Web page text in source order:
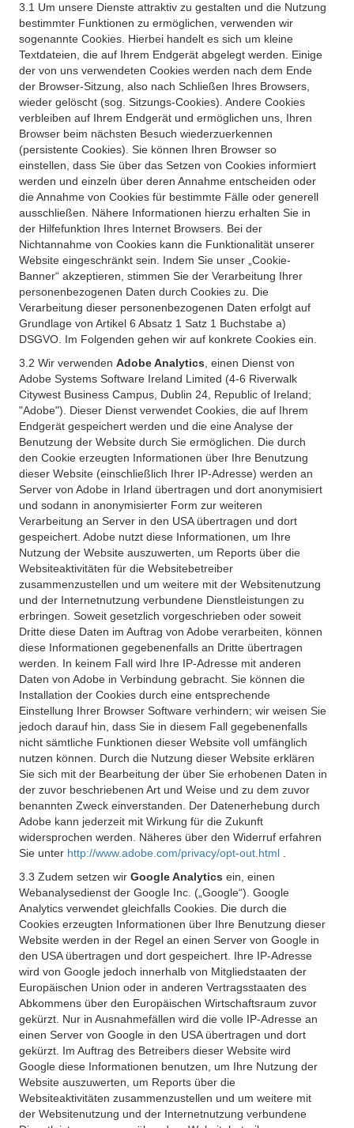
3.1 Um unsere Dienste attraktiv zu gestalten und die Nutzung
bestimmter Funktionen zu ermöglichen, verwenden wir
sogenannte Cookies. Hierbei handelt es sich um kleine
Textdateien, die auf Ihrem Endgerät abgelegt werden. Einige
der von uns verwendeten Cookies werden nach dem Ende
der Browser-Sitzung, also nach Schließen Ihres Browsers,
wieder gelöscht (sog. Sitzungs-Cookies). Andere Cookies
verbleiben auf Ihrem Endgerät und ermöglichen uns, Ihren
Browser beim nächsten Besuch wiederzuerkennen
(persistente Cookies). Sie können Ihren Browser so
einstellen, dass Sie über das Setzen von Cookies informiert
werden und einzeln über deren Annahme entscheiden oder
die Annahme von Cookies für bestimmte Fälle oder generell
ausschließen. Nähere Informationen hierzu erhalten Sie in
der Hilfefunktion Ihres Internet Browsers. Bei der
Nichtannahme von Cookies kann die Funktionalität unserer
Website eingeschränkt sein. Indem Sie unser „Cookie-
Banner“ akzeptieren, stimmen Sie der Verarbeitung Ihrer
personenbezogenen Daten durch Cookies zu. Die
Verarbeitung dieser personenbezogenen Daten erfolgt auf
Grundlage von Artikel 6 Absatz 1 Satz 1 Buchstabe a)
DSGVO. Im Folgenden gehen wir auf konkrete Cookies ein.
3.2 Wir verwenden Adobe Analytics , einen Dienst von
Adobe Systems Software Ireland Limited (4-6 Riverwalk
Citywest Business Campus, Dublin 24, Republic of Ireland;
"Adobe"). Dieser Dienst verwendet Cookies, die auf Ihrem
Endgerät gespeichert werden und die eine Analyse der
Benutzung der Website durch Sie ermöglichen. Die durch
den Cookie erzeugten Informationen über Ihre Benutzung
dieser Website (einschließlich Ihrer IP-Adresse) werden an
Server von Adobe in Irland übertragen und dort anonymisiert
und sodann in anonymisierter Form zur weiteren
Verarbeitung an Server in den USA übertragen und dort
gespeichert. Adobe nutzt diese Informationen, um Ihre
Nutzung der Website auszuwerten, um Reports über die
Websiteaktivitäten für die Websitebetreiber
zusammenzustellen und um weitere mit der Websitenutzung
und der Internetnutzung verbundene Dienstleistungen zu
erbringen. Soweit gesetzlich vorgeschrieben oder soweit
Dritte diese Daten im Auftrag von Adobe verarbeiten, können
diese Informationen gegebenenfalls an Dritte übertragen
werden. In keinem Fall wird Ihre IP-Adresse mit anderen
Daten von Adobe in Verbindung gebracht. Sie können die
Installation der Cookies durch eine entsprechende
Einstellung Ihrer Browser Software verhindern; wir weisen Sie
jedoch darauf hin, dass Sie in diesem Fall gegebenenfalls
nicht sämtliche Funktionen dieser Website voll umfänglich
nutzen können. Durch die Nutzung dieser Website erklären
Sie sich mit der Bearbeitung der über Sie erhobenen Daten in
der zuvor beschriebenen Art und Weise und zu dem zuvor
benannten Zweck einverstanden. Der Datenerhebung durch
Adobe kann jederzeit mit Wirkung für die Zukunft
widersprochen werden. Näheres über den Widerruf erfahren
Sie unter http://www.adobe.com/privacy/opt-out.html
3.3 Zudem setzen wir Google Analytics ein, einen
Webanalysedienst der Google Inc. („Google“). Google
Analytics verwendet gleichfalls Cookies. Die durch die
Cookies erzeugten Informationen über Ihre Benutzung dieser
Website werden in der Regel an einen Server von Google in
den USA übertragen und dort gespeichert. Ihre IP-Adresse
wird von Google jedoch innerhalb von Mitgliedstaaten der
Europäischen Union oder in anderen Vertragsstaaten des
Abkommens über den Europäischen Wirtschaftsraum zuvor
gekürzt. Nur in Ausnahmefällen wird die volle IP-Adresse an
einen Server von Google in den USA übertragen und dort
gekürzt. Im Auftrag des Betreibers dieser Website wird
Google diese Informationen benutzen, um Ihre Nutzung der
Website auszuwerten, um Reports über die
Websiteaktivitäten zusammenzustellen und um weitere mit
der Websitenutzung und der Internetnutzung verbundene